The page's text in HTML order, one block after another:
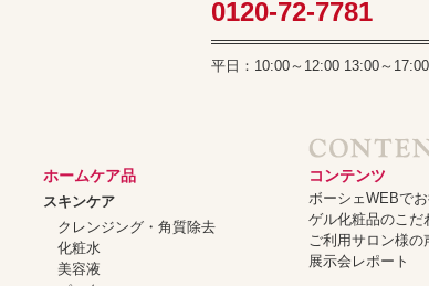
0120-72-7781
平日：10:00～12:00 13:00～
ホームケア品
スキンケア
クレンジング・角質除去
化粧水
美容液
コンテンツ
ボーシェWEBでお
ゲル化粧品のこだ
ご利用サロン様の
展示会レポート